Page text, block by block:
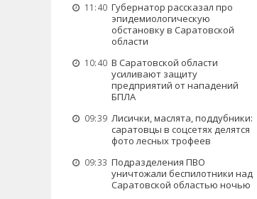
11:40 Губернатор рассказал про
эпидемиологическую
обстановку в Саратовской
области
10:40 В Саратовской области
усиливают защиту
предприятий от нападений
БПЛА
09:39 Лисички, маслята, поддубники:
саратовцы в соцсетях делятся
фото лесных трофеев
09:33 Подразделения ПВО
уничтожали беспилотники над
Саратовской областью ночью